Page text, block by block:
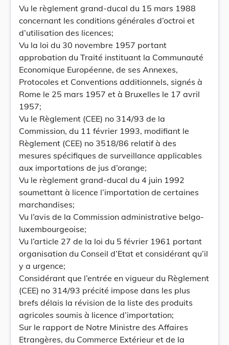
Vu le règlement grand-ducal du 15 mars 1988
concernant les conditions générales d’octroi et
d’utilisation des licences;
Vu la loi du 30 novembre 1957 portant
approbation du Traité instituant la Communauté
Economique Européenne, de ses Annexes,
Protocoles et Conventions additionnels, signés à
Rome le 25 mars 1957 et à Bruxelles le 17 avril
1957;
Vu le Règlement (CEE) no 314/93 de la
Commission, du 11 février 1993, modifiant le
Règlement (CEE) no 3518/86 relatif à des
mesures spécifiques de surveillance applicables
aux importations de jus d’orange;
Vu le règlement grand-ducal du 4 juin 1992
soumettant à licence l’importation de certaines
marchandises;
Vu l’avis de la Commission administrative belgo-
luxembourgeoise;
Vu l’article 27 de la loi du 5 février 1961 portant
organisation du Conseil d’Etat et considérant qu’il
y a urgence;
Considérant que l’entrée en vigueur du Règlement
(CEE) no 314/93 précité impose dans les plus
brefs délais la révision de la liste des produits
agricoles soumis à licence d’importation;
Sur le rapport de Notre Ministre des Affaires
Etrangères, du Commerce Extérieur et de la